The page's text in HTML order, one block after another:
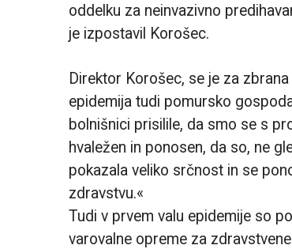
oddelku za neinvazivno
je izpostavil Korošec.
Direktor Korošec, se je za
epidemija tudi pomursko
bolnišnici prisilile, da smo se s
hvaležen in ponosen, da so, ne
pokazala veliko srčnost in se
zdravstvu.«
Tudi v prvem valu epidemije so
varovalne opreme za